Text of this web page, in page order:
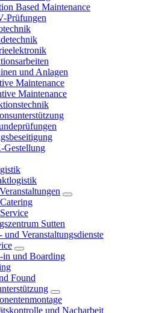
Based Maintenance
Prüfungen
und Anlagen
Maintenance
Maintenance
Sutten
und Veranstaltungsdienste
in und Boarding
Found
und Nacharbeit